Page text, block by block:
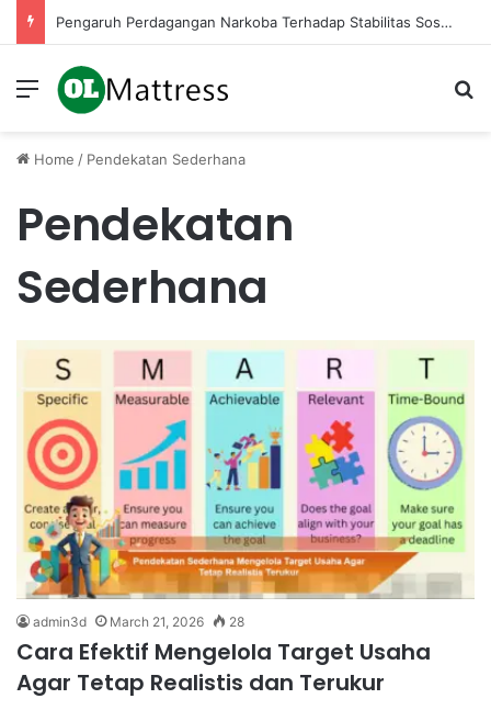
Pengaruh Perdagangan Narkoba Terhadap Stabilitas Sosial di Masyarakat Kita
Menu
Home / Pendekatan Sederhana
Pendekatan
Sederhana
admin3d March 21, 2026 28
Cara Efektif Mengelola Target Usaha
Agar Tetap Realistis dan Terukur